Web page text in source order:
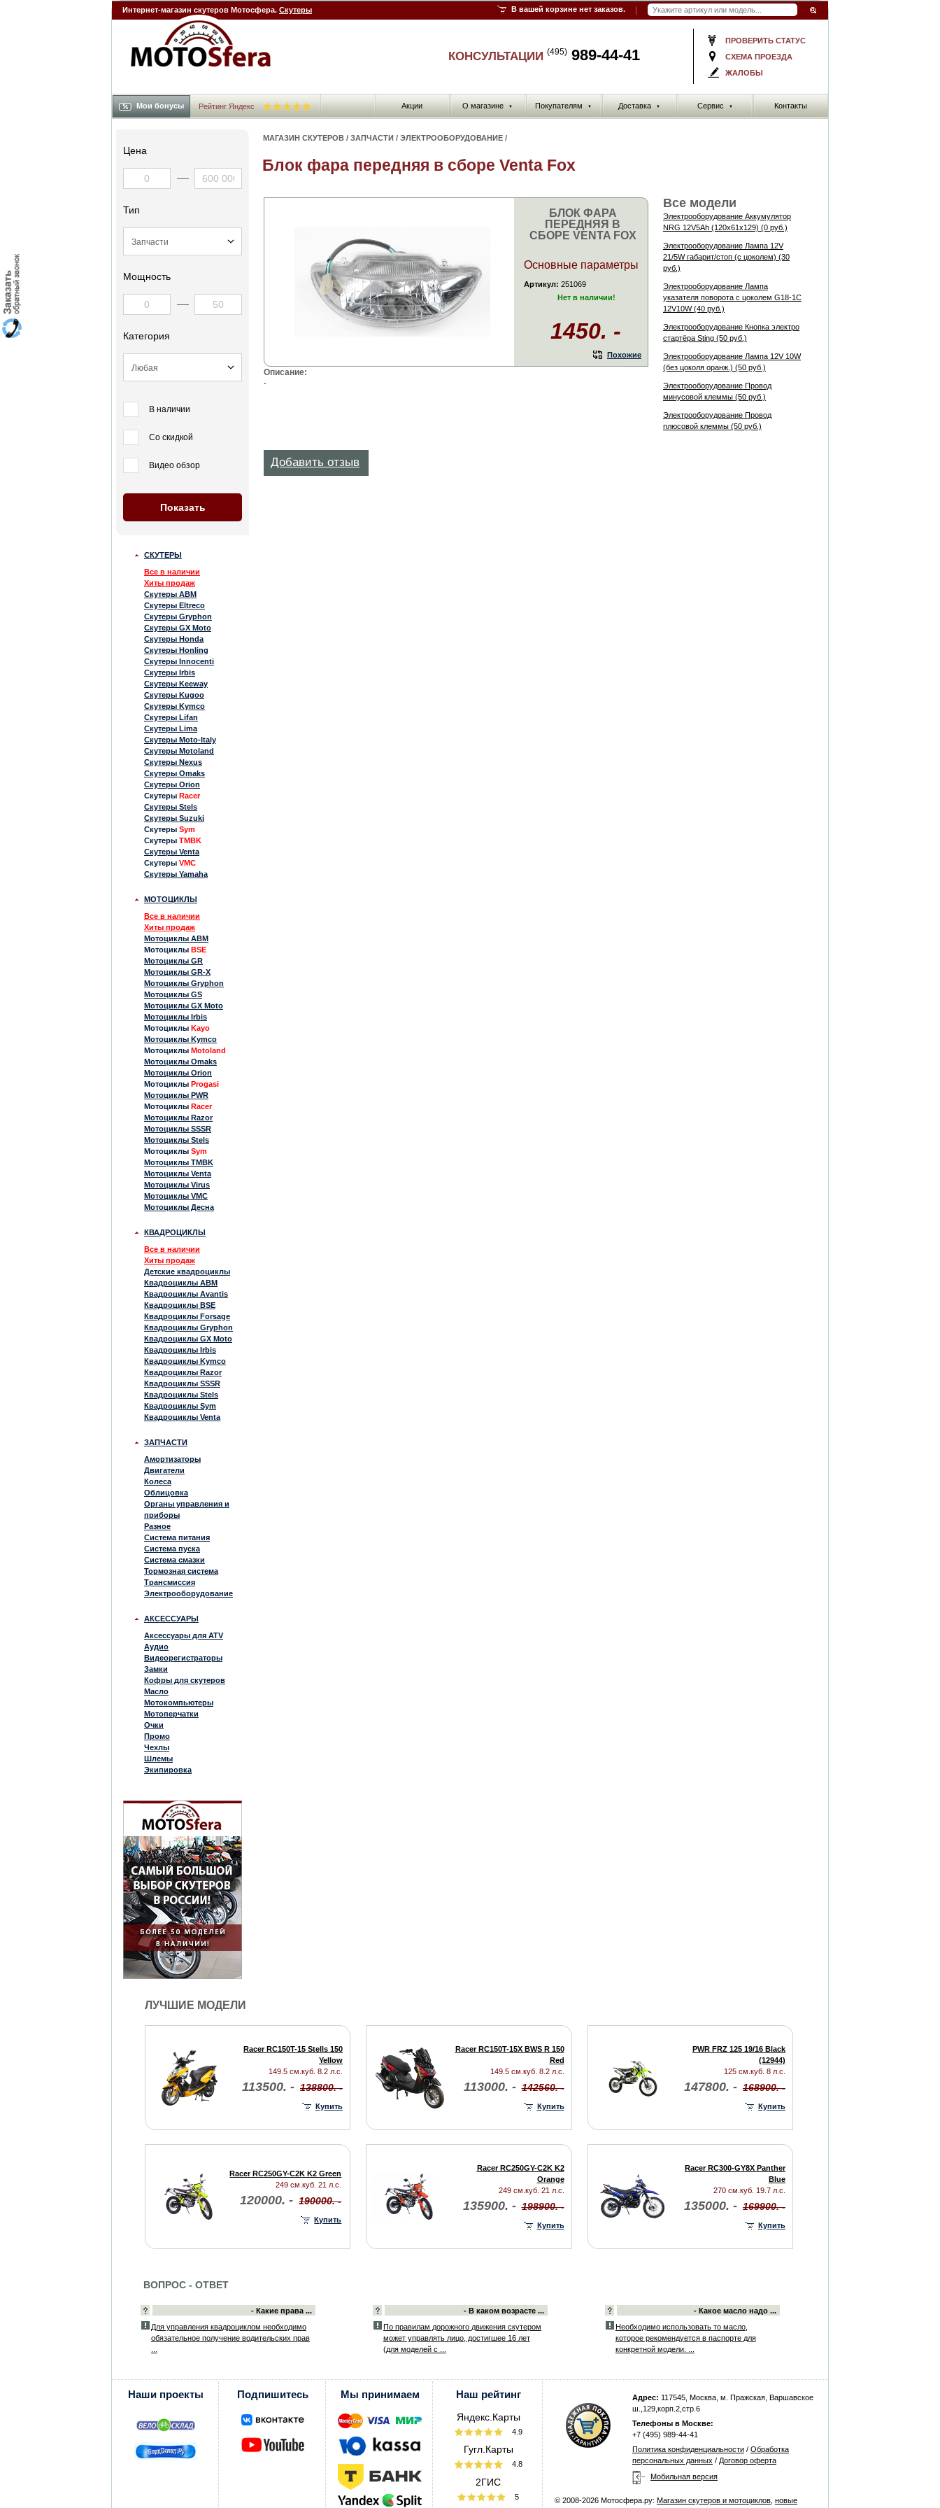
Интернет-магазин скутеров Мотосфера. Скутеры В вашей корзине нет заказов.
ПРОВЕРИТЬ СТАТУС
СХЕМА ПРОЕЗДА
ЖАЛОБЫ
КОНСУЛЬТАЦИИ (495) 989-44-41
Акции О магазине ▼ Покупателям ▼ Доставка ▼ Сервис ▼ Контакты
Мои бонусы Рейтинг Яндекс
Цена
Тип
Мощность
Категория
В наличии
Со скидкой
Видео обзор
СКУТЕРЫ
Все в наличии
Хиты продаж
Скутеры ABM
Скутеры Eltreco
Скутеры Gryphon
Скутеры GX Moto
Скутеры Honda
Скутеры Honling
Скутеры Innocenti
Скутеры Irbis
Скутеры Keeway
Скутеры Kugoo
Скутеры Kymco
Скутеры Lifan
Скутеры Lima
Скутеры Moto-Italy
Скутеры Motoland
Скутеры Nexus
Скутеры Omaks
Скутеры Orion
Скутеры Racer
Скутеры Stels
Скутеры Suzuki
Скутеры Sym
Скутеры TMBK
Скутеры Venta
Скутеры VMC
Скутеры Yamaha
МОТОЦИКЛЫ
Все в наличии
Хиты продаж
Мотоциклы ABM
Мотоциклы BSE
Мотоциклы GR
Мотоциклы GR-X
Мотоциклы Gryphon
Мотоциклы GS
Мотоциклы GX Moto
Мотоциклы Irbis
Мотоциклы Kayo
Мотоциклы Kymco
Мотоциклы Motoland
Мотоциклы Omaks
Мотоциклы Orion
Мотоциклы Progasi
Мотоциклы PWR
Мотоциклы Racer
Мотоциклы Razor
Мотоциклы SSSR
Мотоциклы Stels
Мотоциклы Sym
Мотоциклы TMBK
Мотоциклы Venta
Мотоциклы Virus
Мотоциклы VMC
Мотоциклы Десна
КВАДРОЦИКЛЫ
Все в наличии
Хиты продаж
Детские квадроциклы
Квадроциклы ABM
Квадроциклы Avantis
Квадроциклы BSE
Квадроциклы Forsage
Квадроциклы Gryphon
Квадроциклы GX Moto
Квадроциклы Irbis
Квадроциклы Kymco
Квадроциклы Razor
Квадроциклы SSSR
Квадроциклы Stels
Квадроциклы Sym
Квадроциклы Venta
ЗАПЧАСТИ
Амортизаторы
Двигатели
Колеса
Облицовка
Органы управления и
приборы
Разное
Система питания
Система пуска
Система смазки
Тормозная система
Трансмиссия
Электрооборудование
АКСЕССУАРЫ
Аксессуары для ATV
Аудио
Видеорегистраторы
Замки
Кофры для скутеров
Масло
Мотокомпьютеры
Мотоперчатки
Очки
Промо
Чехлы
Шлемы
Экипировка
МАГАЗИН СКУТЕРОВ / ЗАПЧАСТИ / ЭЛЕКТРООБОРУДОВАНИЕ /
Блок фара передняя в сборе Venta Fox
БЛОК ФАРА
ПЕРЕДНЯЯ В
СБОРЕ VENTA FOX
Основные параметры
Артикул: 251069
Нет в наличии!
1450. -
Похожие
Все модели
Электрооборудование Аккумулятор
NRG 12V5Ah (120x61x129) (0 руб.)
Электрооборудование Лампа 12V
21/5W габарит/стоп (с цоколем) (30
руб.)
Электрооборудование Лампа
указателя поворота с цоколем G18-1C
12V10W (40 руб.)
Электрооборудование Кнопка электро
стартёра Sting (50 руб.)
Электрооборудование Лампа 12V 10W
(без цоколя оранж.) (50 руб.)
Электрооборудование Провод
минусовой клеммы (50 руб.)
Электрооборудование Провод
плюсовой клеммы (50 руб.)
Описание:
-
Добавить отзыв
ЛУЧШИЕ МОДЕЛИ
Racer RC150T-15 Stells 150
Yellow
149.5 см.куб. 8.2 л.с.
113500. - 138800. -
Купить
Racer RC150T-15X BWS R 150
Red
149.5 см.куб. 8.2 л.с.
113000. - 142560. -
Купить
PWR FRZ 125 19/16 Black
(12944)
125 см.куб. 8 л.с.
147800. - 168900. -
Купить
Racer RC250GY-C2K K2 Green
249 см.куб. 21 л.с.
120000. - 190000. -
Купить
Racer RC250GY-C2K K2
Orange
249 см.куб. 21 л.с.
135900. - 198900. -
Купить
Racer RC300-GY8X Panther
Blue
270 см.куб. 19.7 л.с.
135000. - 169900. -
Купить
ВОПРОС - ОТВЕТ
- Какие права ...
Для управления квадроциклом необходимо
обязательное получение водительских прав
- В каком возрасте ...
По правилам дорожного движения скутером
может управлять лицо, достигшее 16 лет
(для моделей с ...
- Какое масло надо ...
Необходимо использовать то масло,
которое рекомендуется в паспорте для
конкретной модели. ...
Наши проекты Подпишитесь Мы принимаем Наш рейтинг
Яндекс.Карты
4.9
Гугл.Карты
4.8
2ГИС
5
Адрес: 117545, Москва, м. Пражская, Варшавское
ш.,129,корп.2,стр.6
Телефоны в Москве:
+7 (495) 989-44-41
Политика конфиденциальности / Обработка
персональных данных / Договор оферта
Мобильная версия
© 2008-2026 Мотосфера.ру: Магазин скутеров и мотоциклов новые